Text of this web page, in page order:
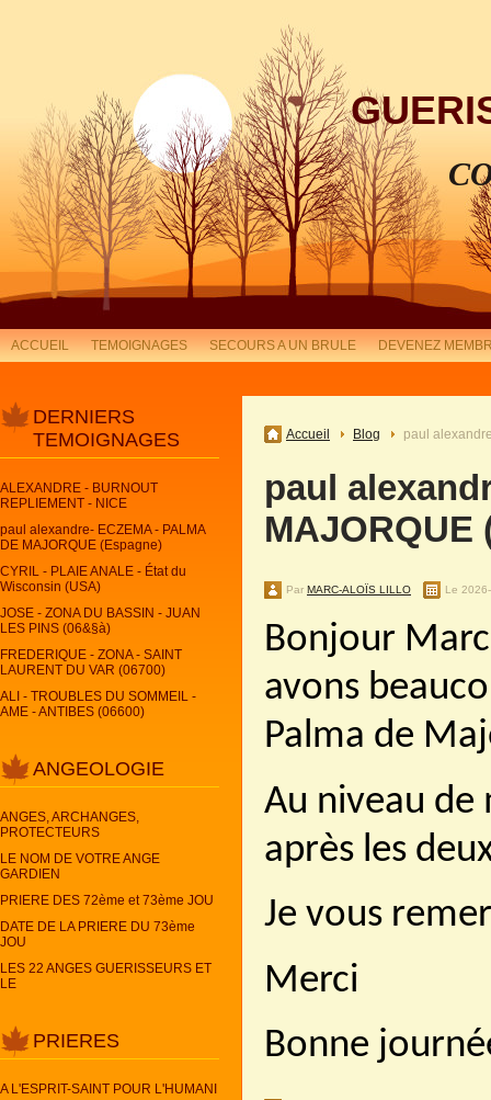
ACCUEIL TEMOIGNAGES SECOURS A UN BRULE DEVENEZ
DERNIERS
TEMOIGNAGES
ALEXANDRE - BURNOUT
REPLIEMENT - NICE
paul alexandre- ECZEMA - PALMA
DE MAJORQUE (Espagne)
CYRIL - PLAIE ANALE - État du
Wisconsin (USA)
JOSE - ZONA DU BASSIN - JUAN
LES PINS (06&§à)
FREDERIQUE - ZONA - SAINT
LAURENT DU VAR (06700)
ALI - TROUBLES DU SOMMEIL -
AME - ANTIBES (06600)
ANGEOLOGIE
ANGES, ARCHANGES,
PROTECTEURS
LE NOM DE VOTRE ANGE
GARDIEN
PRIERE DES 72ème et 73ème JOU
DATE DE LA PRIERE DU 73ème
JOU
LES 22 ANGES GUERISSEURS ET
LE
PRIERES
A L'ESPRIT-SAINT POUR L'HUMANI
Accueil Blog paul
paul
MAJORQUE
Par MARC-ALOÏS LILLO Le
Bonjour
avons
Palma de
Au niveau de
après les
Je vous
Merci
Bonne